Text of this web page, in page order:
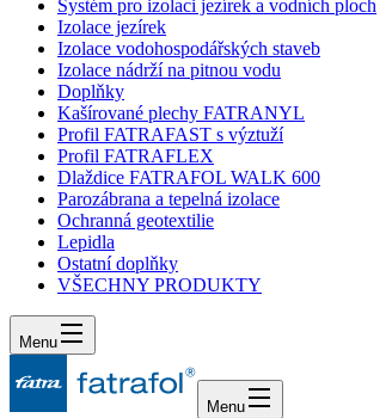
Systém pro izolaci jezírek a vodních ploch
Izolace jezírek
Izolace vodohospodářských staveb
Izolace nádrží na pitnou vodu
Doplňky
Kašírované plechy FATRANYL
Profil FATRAFAST s výztuží
Profil FATRAFLEX
Dlaždice FATRAFOL WALK 600
Parozábrana a tepelná izolace
Ochranná geotextilie
Lepidla
Ostatní doplňky
VŠECHNY PRODUKTY
Menu
Menu